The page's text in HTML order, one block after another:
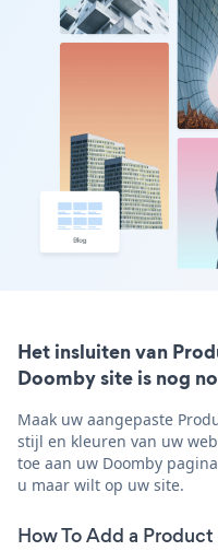
Het insluiten van
Doomby site is nog
Maak uw aangepaste
stijl en kleuren van uw
toe aan uw Doomby
u maar wilt op uw site.
How To Add a